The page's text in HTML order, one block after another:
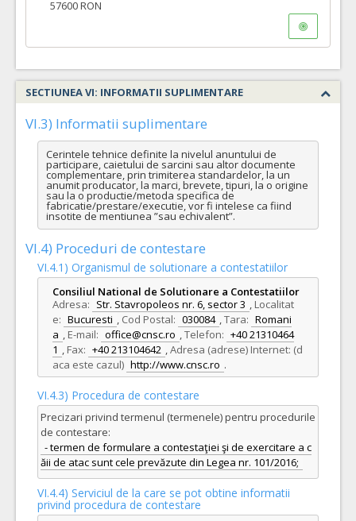
57600 RON
SECTIUNEA VI: INFORMATII SUPLIMENTARE
VI.3) Informatii suplimentare
Cerintele tehnice definite la nivelul anuntului de
participare, caietului de sarcini sau altor documente
complementare, prin trimiterea standardelor, la un
anumit producator, la marci, brevete, tipuri, la o origine
sau la o productie/metoda specifica de
fabricatie/prestare/executie, vor fi intelese ca fiind
insotite de mentiunea ”sau echivalent”.
VI.4) Proceduri de contestare
VI.4.1) Organismul de solutionare a contestatiilor
Consiliul National de Solutionare a Contestatiilor
Adresa: Str. Stavropoleos nr. 6, sector 3 , Localitat
e: Bucuresti , Cod Postal: 030084 ,Tara: Romani
a , E-mail: office@cnsc.ro ,Telefon: +40 21310464
1 , Fax: +40 213104642 ,Adresa (adrese) Internet: (d
aca este cazul) http://www.cnsc.ro .
VI.4.3) Procedura de contestare
Precizari privind termenul (termenele) pentru procedurile
de contestare:
- termen de formulare a contestaţiei şi de exercitare a c
ăii de atac sunt cele prevăzute din Legea nr. 101/2016;
VI.4.4) Serviciul de la care se pot obtine informatii
privind procedura de contestare